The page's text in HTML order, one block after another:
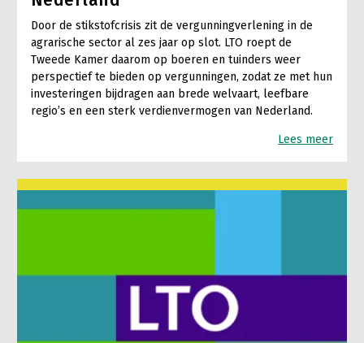
Door de stikstofcrisis zit de vergunningverlening in de
agrarische sector al zes jaar op slot. LTO roept de
Tweede Kamer daarom op boeren en tuinders weer
perspectief te bieden op vergunningen, zodat ze met hun
investeringen bijdragen aan brede welvaart, leefbare
regio’s en een sterk verdienvermogen van Nederland.
Lees meer